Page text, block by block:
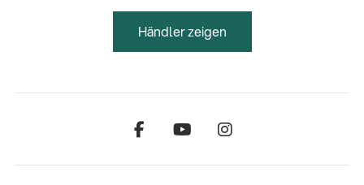
Händler zeigen